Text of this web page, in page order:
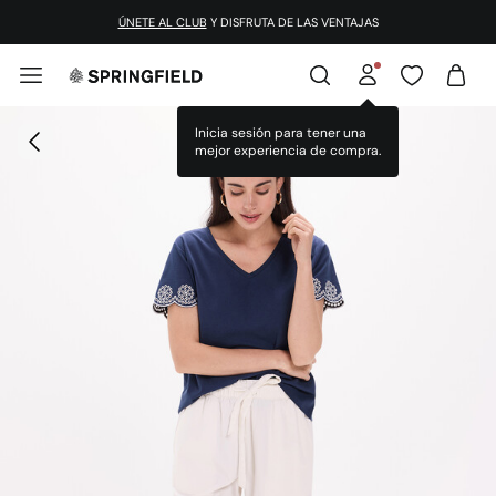
ÚNETE AL CLUB Y DISFRUTA DE LAS VENTAJAS
Inicia sesión para tener una
mejor experiencia de compra.